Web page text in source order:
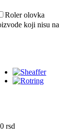
Roler olovka
koji nisu na
rsd